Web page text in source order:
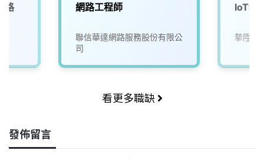
路 網路工程師
聯信華達網路服務股份有限公
司
IoT物
摯陞數
看更多職缺
發佈留言